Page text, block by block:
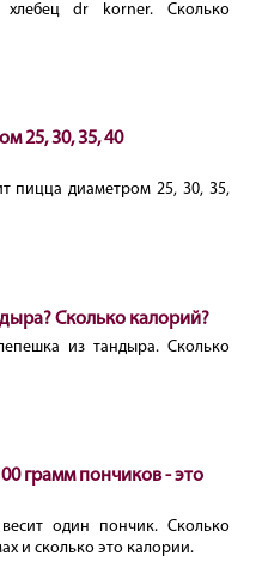
dr korner. Сколько
25, 30, 35, 40
пицца диаметром 25, 30, 35,
Сколько калорий?
из тандыра. Сколько
грамм пончиков - это
один пончик. Сколько
и сколько это калории.